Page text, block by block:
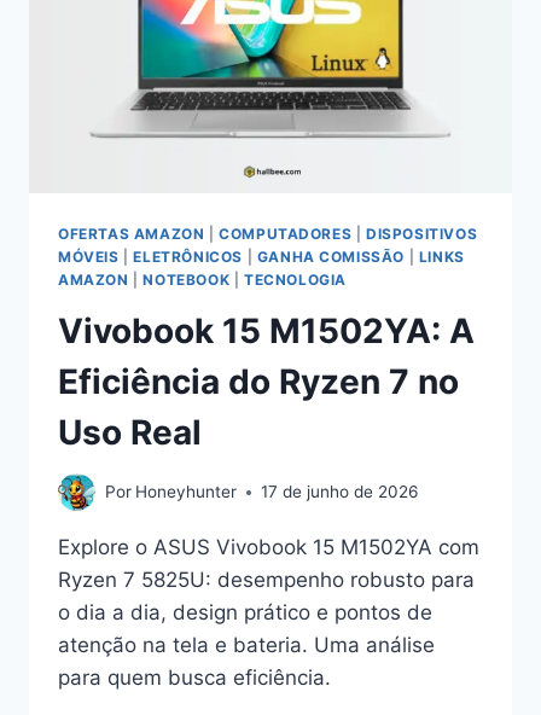
OFERTAS AMAZON |COMPUTADORES |DISPOSITIVOS
MÓVEIS |ELETRÔNICOS GANHA COMISSÃO
LINKS
AMAZON
|NOTEBOOK TECNOLOGIA
Vivobook 15 M1502YA: A
Eficiência do Ryzen 7 no
Uso Real
Por Honeyhunter 17 de junho de 2026
Explore o ASUS Vivobook 15 M1502YA com
Ryzen 7 5825U: desempenho robusto para
o dia a dia, design prático e pontos de
atenção na tela e bateria. Uma análise
para quem busca eficiência.